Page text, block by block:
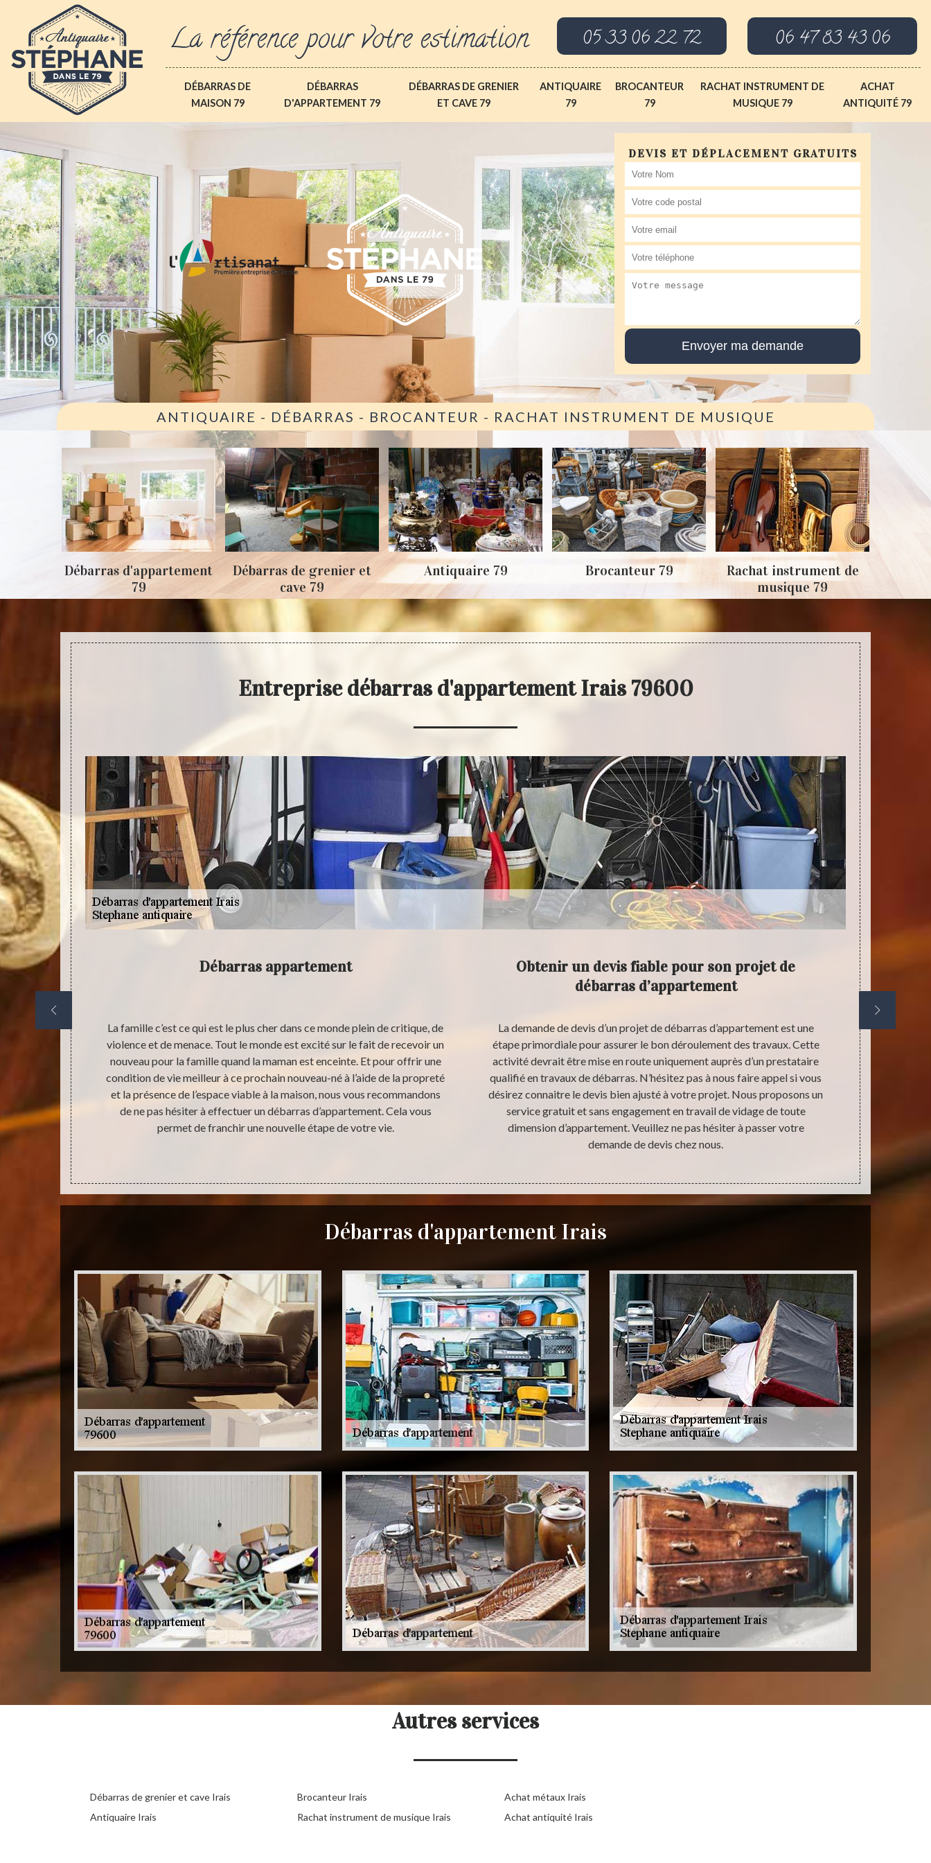
La référence pour votre estimation 05 33 06 22 72 06 47 83 43 06
DÉBARRAS DE
MAISON 79
DÉBARRAS
D'APPARTEMENT 79
DÉBARRAS DE GRENIER
ET CAVE 79
ANTIQUAIRE
79
BROCANTEUR
79
RACHAT INSTRUMENT DE
MUSIQUE 79
ACHAT
ANTIQUITÉ 79
DEVIS ET DÉPLACEMENT GRATUITS
ANTIQUAIRE - DÉBARRAS - BROCANTEUR - RACHAT INSTRUMENT DE MUSIQUE
Débarras d'appartement
79
Débarras de grenier et
cave 79
Antiquaire 79 Brocanteur 79
Rachat instrument de
musique 79
Entreprise débarras d'appartement Irais 79600
résistance
fortement
le fait de
Débarras appartement
La famille c’est ce qui est le plus cher dans ce monde plein de critique, de
violence et de menace. Tout le monde est excité sur le fait de recevoir un
nouveau pour la famille quand la maman est enceinte. Et pour offrir une
condition de vie meilleur à ce prochain nouveau-né à l’aide de la propreté
et la présence de l’espace viable à la maison, nous vous recommandons
de ne pas hésiter à effectuer un débarras d’appartement. Cela vous
permet de franchir une nouvelle étape de votre vie.
Obtenir un devis fiable pour son projet de
débarras d’appartement
La demande de devis d’un projet de débarras d’appartement est une
étape primordiale pour assurer le bon déroulement des travaux. Cette
activité devrait être mise en route uniquement auprès d’un prestataire
qualifié en travaux de débarras. N’hésitez pas à nous faire appel si vous
désirez connaitre le devis bien ajusté à votre projet. Nous proposons un
service gratuit et sans engagement en travail de vidage de toute
dimension d’appartement. Veuillez ne pas hésiter à passer votre
demande de devis chez nous.
Il est loin
Débarras d'appartement Irais
Autres services
Débarras de grenier et cave Irais
Antiquaire Irais
Brocanteur Irais
Rachat instrument de musique Irais
Achat métaux Irais
Achat antiquité Irais